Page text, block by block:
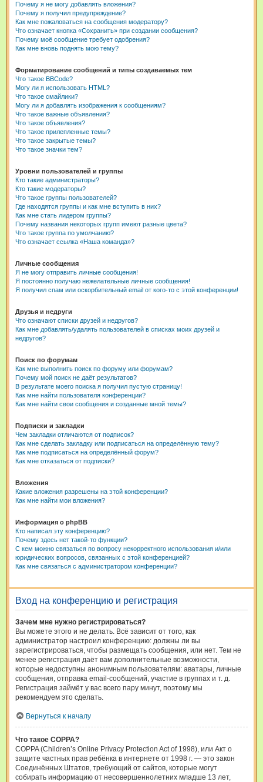
Почему я не могу добавлять вложения?
Почему я получил предупреждение?
Как мне пожаловаться на сообщения модератору?
Что означает кнопка «Сохранить» при создании сообщения?
Почему моё сообщение требует одобрения?
Как мне вновь поднять мою тему?
Форматирование сообщений и типы создаваемых тем
Что такое BBCode?
Могу ли я использовать HTML?
Что такое смайлики?
Могу ли я добавлять изображения к сообщениям?
Что такое важные объявления?
Что такое объявления?
Что такое прилепленные темы?
Что такое закрытые темы?
Что такое значки тем?
Уровни пользователей и группы
Кто такие администраторы?
Кто такие модераторы?
Что такое группы пользователей?
Где находятся группы и как мне вступить в них?
Как мне стать лидером группы?
Почему названия некоторых групп имеют разные цвета?
Что такое группа по умолчанию?
Что означает ссылка «Наша команда»?
Личные сообщения
Я не могу отправить личные сообщения!
Я постоянно получаю нежелательные личные сообщения!
Я получил спам или оскорбительный email от кого-то с этой конференции!
Друзья и недруги
Что означают списки друзей и недругов?
Как мне добавлять/удалять пользователей в списках моих друзей и
недругов?
Поиск по форумам
Как мне выполнить поиск по форуму или форумам?
Почему мой поиск не даёт результатов?
В результате моего поиска я получил пустую страницу!
Как мне найти пользователя конференции?
Как мне найти свои сообщения и созданные мной темы?
Подписки и закладки
Чем закладки отличаются от подписок?
Как мне сделать закладку или подписаться на определённую тему?
Как мне подписаться на определённый форум?
Как мне отказаться от подписки?
Вложения
Какие вложения разрешены на этой конференции?
Как мне найти мои вложения?
Информация о phpBB
Кто написал эту конференцию?
Почему здесь нет такой-то функции?
С кем можно связаться по вопросу некорректного использования и/или
юридических вопросов, связанных с этой конференцией?
Как мне связаться с администратором конференции?
Вход на конференцию и регистрация
Зачем мне нужно регистрироваться?
Вы можете этого и не делать. Всё зависит от того, как
администратор настроил конференцию: должны ли вы
зарегистрироваться, чтобы размещать сообщения, или нет. Тем не
менее регистрация даёт вам дополнительные возможности,
которые недоступны анонимным пользователям: аватары, личные
сообщения, отправка email-сообщений, участие в группах и т. д.
Регистрация займёт у вас всего пару минут, поэтому мы
рекомендуем это сделать.
Вернуться к началу
Что такое COPPA?
COPPA (Children’s Online Privacy Protection Act of 1998), или Акт о
защите частных прав ребёнка в интернете от 1998 г. — это закон
Соединённых Штатов, требующий от сайтов, которые могут
собирать информацию от несовершеннолетних младше 13 лет,